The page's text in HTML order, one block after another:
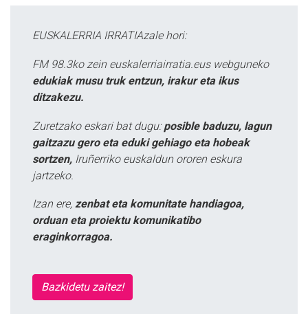
EUSKALERRIA IRRATIAzale hori:
FM 98.3ko zein euskalerriairratia.eus webguneko
edukiak musu truk entzun, irakur eta ikus
ditzakezu.
Zuretzako eskari bat dugu: posible baduzu, lagun
gaitzazu gero eta eduki gehiago eta hobeak
sortzen, Iruñerriko euskaldun ororen eskura
jartzeko.
Izan ere, zenbat eta komunitate handiagoa,
orduan eta proiektu komunikatibo
eraginkorragoa.
Bazkidetu zaitez!